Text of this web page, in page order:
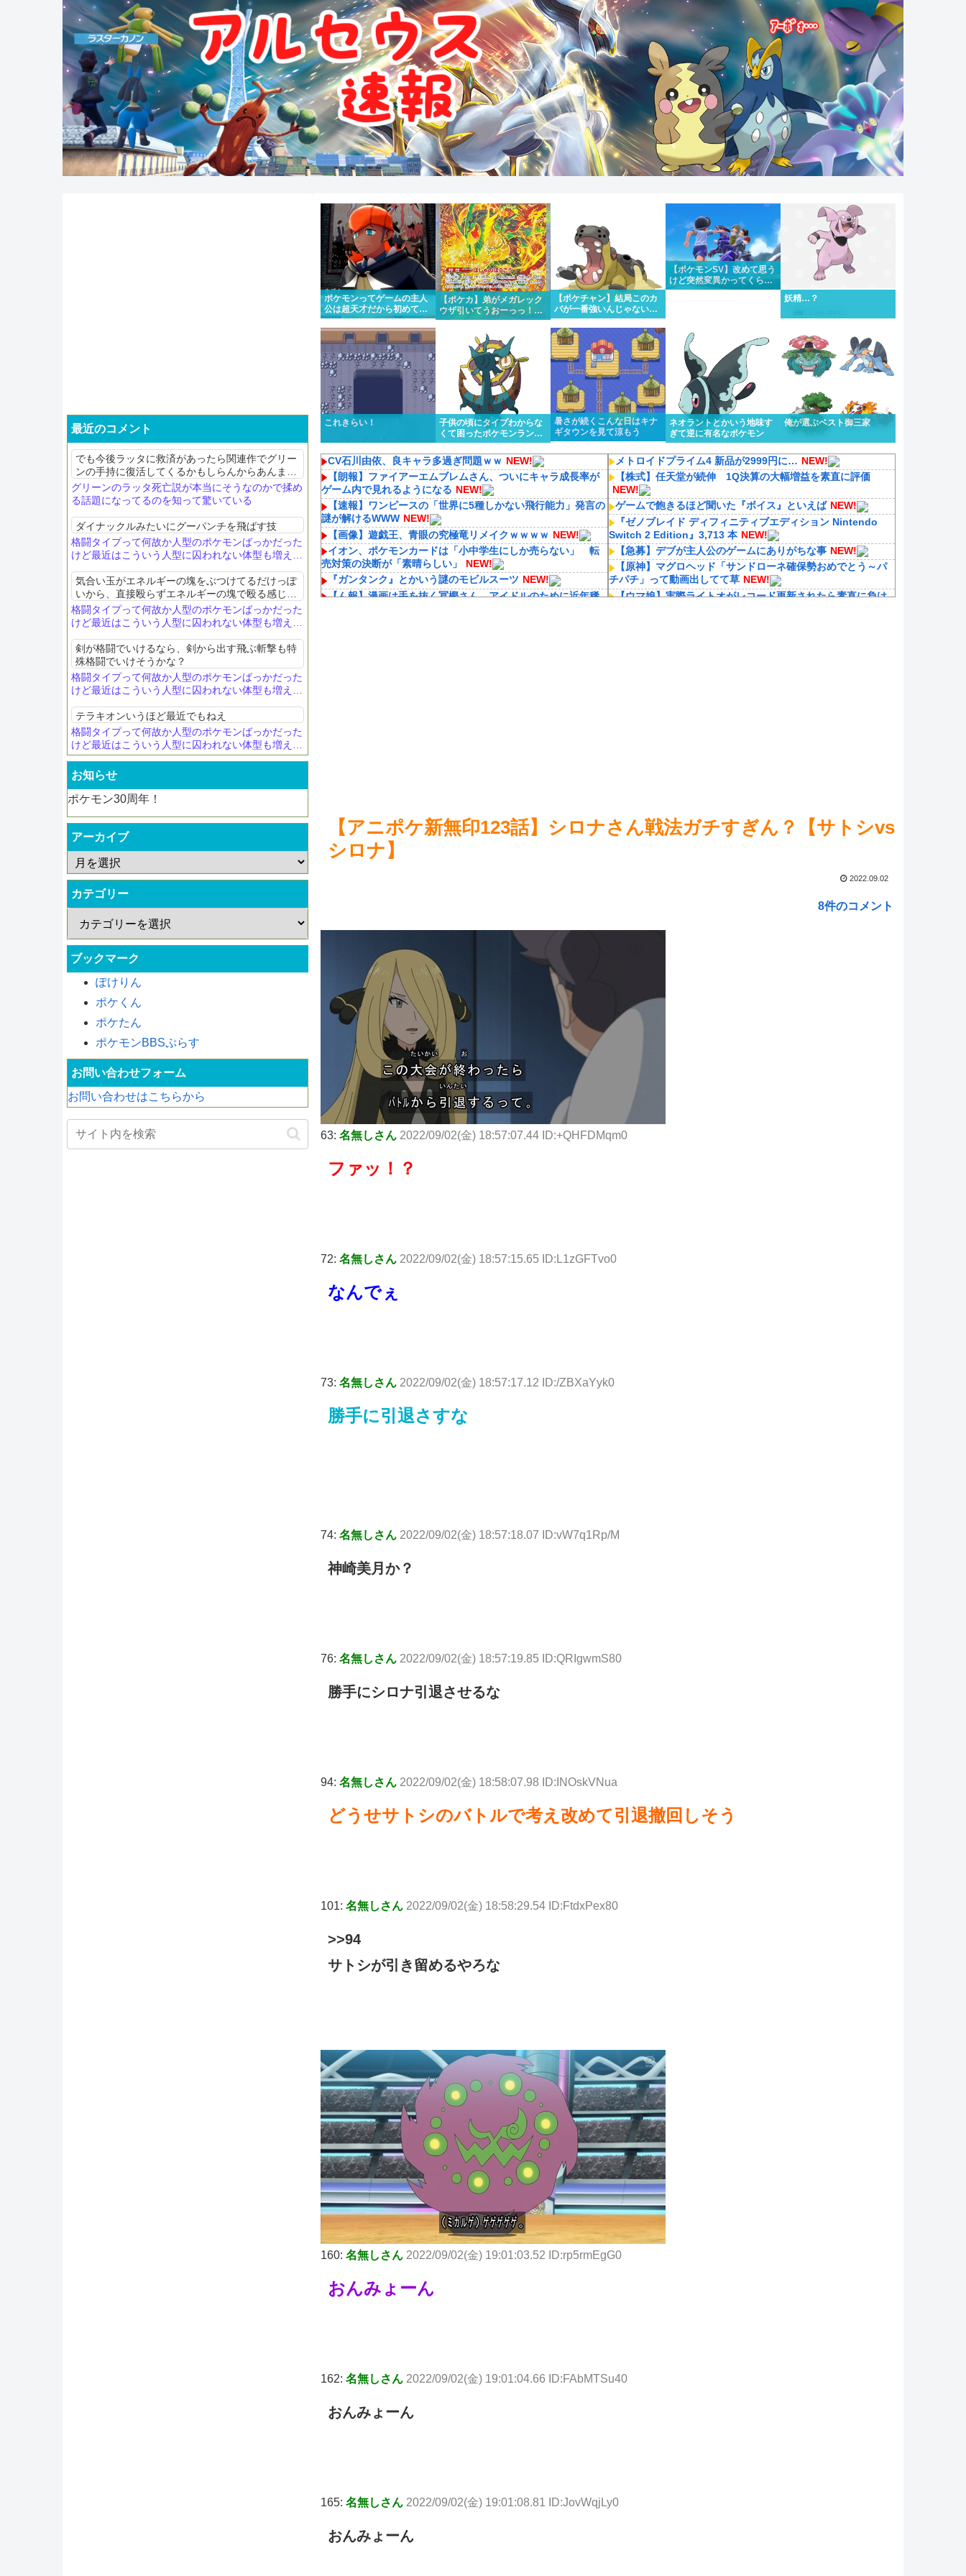
ポケモンってゲームの主人
公は超天才だから初めて出
場したポケモンリーグもさ
くっと優勝しちゃうけど…
【ポケカ】弟がメガレック
ウザ引いてうおーっっ！！
かっけー！！って一緒にな
ってるんだけど…
【ポケチャン】結局このカ
バが一番強いんじゃない
か？
【ポケモンSV】改めて思う
けど突然変異かってくらい
メインストーリーがめちゃ
妖精…？
これきらい！
子供の頃にタイプわからな
くて困ったポケモンランキ
ング１位はる
暑さが続くこんな日はキナ
ギタウンを見て涼もう
ネオラントとかいう地味す
ぎて逆に有名なポケモン
俺が選ぶベスト御三家
CV石川由依、良キャラ多過ぎ問題ｗｗ NEW!
【朗報】ファイアーエムブレムさん、ついにキャラ成長率が
ゲーム内で見れるようになる NEW!
【速報】ワンピースの「世界に5種しかない飛行能力」発言の
謎が解けるWWW NEW!
【画像】遊戯王、青眼の究極竜リメイクｗｗｗｗ NEW!
イオン、ポケモンカードは「小中学生にしか売らない」 転
売対策の決断が「素晴らしい」
NEW!
『ガンタンク』とかいう謎のモビルスーツ NEW!
【ん報】漫画は手を抜く冨樫さん、アイドルのために近年稀
メトロイドプライム4 新品が2999円に… NEW!
【株式】任天堂が続伸 1Q決算の大幅増益を素直に評価
NEW!
ゲームで飽きるほど聞いた『ボイス』といえば NEW!
『ゼノブレイド ディフィニティブエディション Nintendo
Switch 2 Edition』3,713 本 NEW!
【急募】デブが主人公のゲームにありがちな事 NEW!
【原神】マグロヘッド「サンドローネ確保勢おめでとう～パ
チパチ」って動画出してて草 NEW!
【ウマ娘】実際ライトオがレコード更新されたら素直に負け
【アニポケ新無印123話】シロナさん戦法ガチすぎん？【サトシvs
シロナ】
2022.09.02
8件のコメント
63: 名無しさん 2022/09/02(金) 18:57:07.44 ID:+QHFDMqm0
ファッ！？
72: 名無しさん 2022/09/02(金) 18:57:15.65 ID:L1zGFTvo0
なんでぇ
73: 名無しさん 2022/09/02(金) 18:57:17.12 ID:/ZBXaYyk0
勝手に引退さすな
74: 名無しさん 2022/09/02(金) 18:57:18.07 ID:vW7q1Rp/M
神崎美月か？
76: 名無しさん 2022/09/02(金) 18:57:19.85 ID:QRIgwmS80
勝手にシロナ引退させるな
94: 名無しさん 2022/09/02(金) 18:58:07.98 ID:INOskVNua
どうせサトシのバトルで考え改めて引退撤回しそう
101: 名無しさん 2022/09/02(金) 18:58:29.54 ID:FtdxPex80
>>94
サトシが引き留めるやろな
160: 名無しさん 2022/09/02(金) 19:01:03.52 ID:rp5rmEgG0
おんみょーん
162: 名無しさん 2022/09/02(金) 19:01:04.66 ID:FAbMTSu40
おんみょーん
165: 名無しさん 2022/09/02(金) 19:01:08.81 ID:JovWqjLy0
おんみょーん
最近のコメント
でも今後ラッタに救済があったら関連作でグリー
ンの手持に復活してくるかもしらんからあんま死
亡派も油断しないほうがいいぞ。所詮確定じゃな
いんだから
グリーンのラッタ死亡説が本当にそうなのかで揉め
る話題になってるのを知って驚いている
ダイナックルみたいにグーパンチを飛ばす技
格闘タイプって何故か人型のポケモンばっかだった
けど最近はこういう人型に囚われない体型も増えて
気合い玉がエネルギーの塊をぶつけてるだけっぽ
いから、直接殴らずエネルギーの塊で殴る感じな
ら特殊扱いにならないかなって
格闘タイプって何故か人型のポケモンばっかだった
けど最近はこういう人型に囚われない体型も増えて
剣が格闘でいけるなら、剣から出す飛ぶ斬撃も特
殊格闘でいけそうかな？
格闘タイプって何故か人型のポケモンばっかだった
けど最近はこういう人型に囚われない体型も増えて
テラキオンいうほど最近でもねえ
格闘タイプって何故か人型のポケモンばっかだった
けど最近はこういう人型に囚われない体型も増えて
きたね
お知らせ
ポケモン30周年！
アーカイブ
カテゴリー
ブックマーク
ぽけりん
ポケくん
ポケたん
ポケモンBBSぷらす
お問い合わせフォーム
お問い合わせはこちらから